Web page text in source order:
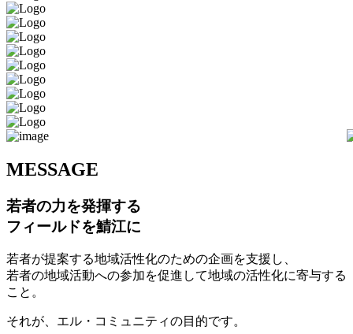
MESSAGE
若者の力を発揮する
フィールドを鯖江に
若者が提案する地域活性化のための企画を支援し、
若者の地域活動への参加を促進して地域の活性化に寄与する
こと。
それが、エル・コミュニティの目的です。